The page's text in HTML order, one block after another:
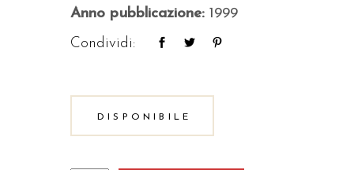
Anno pubblicazione: 1999
Condividi:
DISPONIBILE